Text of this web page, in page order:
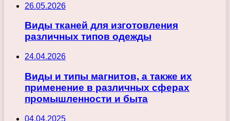
26.05.2026
Виды тканей для изготовления
различных типов одежды
24.04.2026
Виды и типы магнитов, а также их
применение в различных сферах
промышленности и быта
04.04.2025